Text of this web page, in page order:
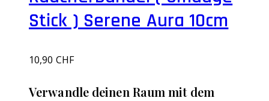
Stick ) Serene Aura 10cm
10,90 CHF
Verwandle deinen Raum mit dem